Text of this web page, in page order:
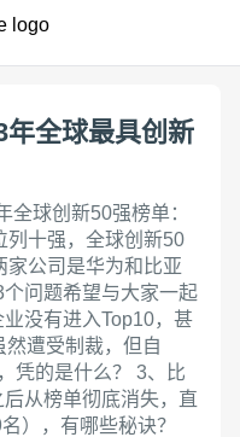
全球最具创新
球创新50强榜单：
列十强，全球创新50
家公司是华为和比亚
问题希望与大家一起
没有进入Top10，甚
遭受制裁，但自
凭的是什么？ 3、比
从榜单彻底消失，直
），有哪些秘诀？